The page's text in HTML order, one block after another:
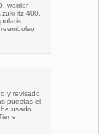
warrior
ltz 400.
y revisado
puestas el
usado.